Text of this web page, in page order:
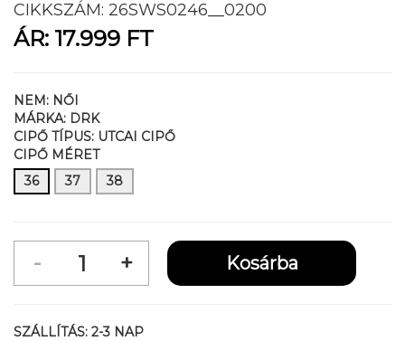
CIKKSZÁM: 26SWS0246__0200
ÁR: 17.999 FT
NEM: NŐI
MÁRKA: DRK
CIPŐ TÍPUS: UTCAI CIPŐ
CIPŐ MÉRET
36
37 38
SZÁLLÍTÁS: 2-3 NAP